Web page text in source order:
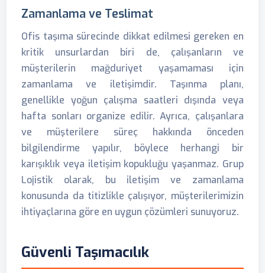
Zamanlama ve Teslimat
Ofis taşıma sürecinde dikkat edilmesi gereken en
kritik unsurlardan biri de, çalışanların ve
müşterilerin mağduriyet yaşamaması için
zamanlama ve iletişimdir. Taşınma planı,
genellikle yoğun çalışma saatleri dışında veya
hafta sonları organize edilir. Ayrıca, çalışanlara
ve müşterilere süreç hakkında önceden
bilgilendirme yapılır, böylece herhangi bir
karışıklık veya iletişim kopukluğu yaşanmaz. Grup
Lojistik olarak, bu iletişim ve zamanlama
konusunda da titizlikle çalışıyor, müşterilerimizin
ihtiyaçlarına göre en uygun çözümleri sunuyoruz.
Güvenli Taşımacılık